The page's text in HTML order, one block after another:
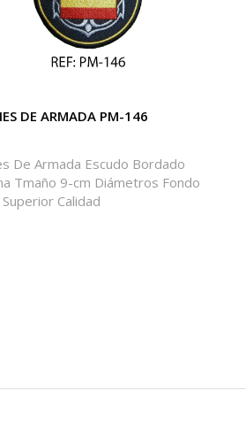
DE ARMADA PM-146
De Armada Escudo Bordado
Tmaño 9-cm Diámetros Fondo
Calidad